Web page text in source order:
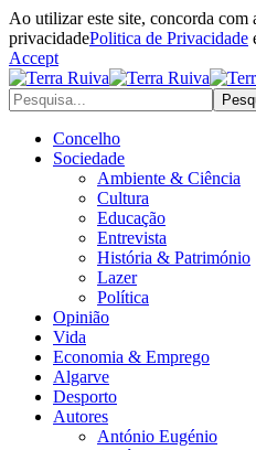
Ao utilizar este site, concorda com
privacidadePolitica de Privacidade
Accept
Concelho
Sociedade
Ambiente & Ciência
Cultura
Educação
Entrevista
História & Património
Lazer
Política
Opinião
Vida
Economia & Emprego
Algarve
Desporto
Autores
António Eugénio